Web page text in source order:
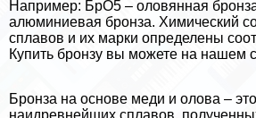
Например: БрО5 – оловянная
алюминиевая бронза. Химический
сплавов и их марки определены
Купить бронзу вы можете на нашем
Бронза на основе меди и олова –